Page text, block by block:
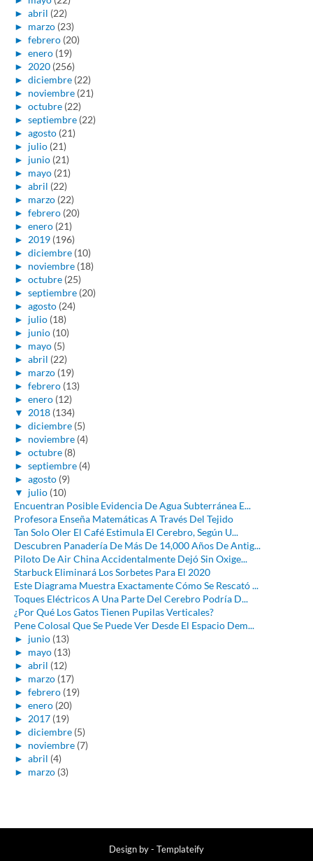
► abril (22)
► marzo (23)
► febrero (20)
► enero (19)
► 2020 (256)
► diciembre (22)
► noviembre (21)
► octubre (22)
► septiembre (22)
► agosto (21)
► julio (21)
► junio (21)
► mayo (21)
► abril (22)
► marzo (22)
► febrero (20)
► enero (21)
► 2019 (196)
► diciembre (10)
► noviembre (18)
► octubre (25)
► septiembre (20)
► agosto (24)
► julio (18)
► junio (10)
► mayo (5)
► abril (22)
► marzo (19)
► febrero (13)
► enero (12)
▼ 2018 (134)
► diciembre (5)
► noviembre (4)
► octubre (8)
► septiembre (4)
► agosto (9)
▼ julio (10)
Encuentran Posible Evidencia De Agua Subterránea E...
Profesora Enseña Matemáticas A Través Del Tejido
Tan Solo Oler El Café Estimula El Cerebro, Según U...
Descubren Panadería De Más De 14,000 Años De Antig...
Piloto De Air China Accidentalmente Dejó Sin Oxige...
Starbuck Eliminará Los Sorbetes Para El 2020
Este Diagrama Muestra Exactamente Cómo Se Rescató ...
Toques Eléctricos A Una Parte Del Cerebro Podría D...
¿Por Qué Los Gatos Tienen Pupilas Verticales?
Pene Colosal Que Se Puede Ver Desde El Espacio Dem...
► junio (13)
► mayo (13)
► abril (12)
► marzo (17)
► febrero (19)
► enero (20)
► 2017 (19)
► diciembre (5)
► noviembre (7)
► abril (4)
► marzo (3)
Design by - Templateify